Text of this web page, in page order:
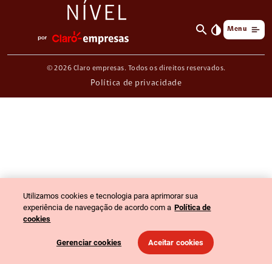
search invert_colors Menu
© 2026 Claro empresas. Todos os direitos reservados.
Política de privacidade
Utilizamos cookies e tecnologia para aprimorar sua
experiência de navegação de acordo com a Política de
cookies
Gerenciar cookies Aceitar cookies